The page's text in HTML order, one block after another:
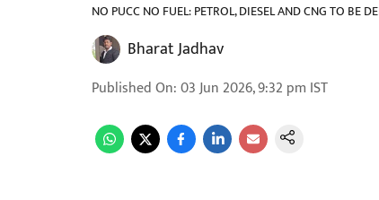
NO PUCC NO FUEL: PETROL, DIESEL AND CNG TO BE
Bharat Jadhav
Published On:03 Jun 2026, 9:32 pm IST